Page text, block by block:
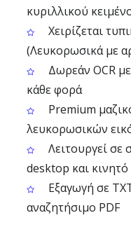
κυριλλικού
Χειρίζεται
(Λευκορωσικά με
Δωρεάν OCR
κάθε φορά
Premium
λευκορωσικών
Λειτουργεί
desktop και κινητό
Εξαγωγή σε
αναζητήσιμο PDF